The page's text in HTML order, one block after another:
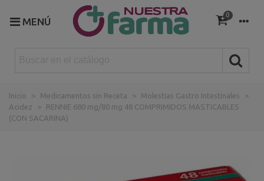
MENÚ
0
Inicio > Medicamentos sin Receta > Molestias Gastro Intestinales
>
Acidez
>
RENNIE 680 mg/80 mg 48 COMPRIMIDOS MASTICABLES
(CON SACARINA)